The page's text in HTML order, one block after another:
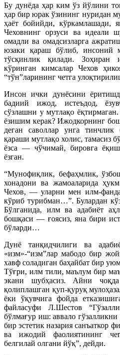
Бу дунёда ҳар ким ўз йўлини
ҳар бир юрак ўзининг нуридан
ҳаёт бойийди, кўркамлашади,
Чеховнинг орзуси ва идеали
омадли ва омадсизларга
юзаки қараш бўлиб, инсоний
тўсқинлик қилади.
кўринган кимсалар Чехов
“тўн”ларининг четга
Инсон ички дунёсини
бадиий ижод, истеъдод,
сўзлашни у мутлақо
ёзишим керак? Ижодкорнинг
деган саволлар унга тинчлик
қараши мутлақо холис, тамасиз
ёзса — чўчимай, бировга
ёзган.
“Мунофиқлик, бефаҳмлик,
хонадони ва жамоаларида
Чехов, — уларни мен илм-
кўриб турибман…”. Булардан
Бўлганида, илм ва адабиёт
бошқаси — ғоясиз, яна бири
бўларди…
Дунё танқидчилиги ва
«изм»-“изм”лар мабодо бир
хавф соладиган баҳайбат бир
Тўғри, илм тили, маълум бир
экани шубҳасиз. Айни
қолиплашган қуп-қуруқ
ёки ўқувчига фойда
файласуфи Л.Шестов
бўлмағур иш: аввало
бир эстетик назария санъаткор
ва ижодий фаолиятининг
белгилай олгани йўқ”, дейди.